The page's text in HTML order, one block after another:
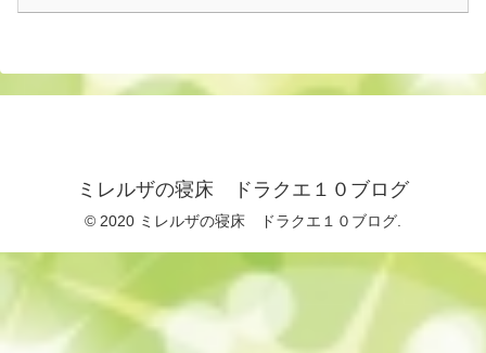
ミレルザの寝床 ドラクエ１０ブログ
© 2020 ミレルザの寝床 ドラクエ１０ブログ.